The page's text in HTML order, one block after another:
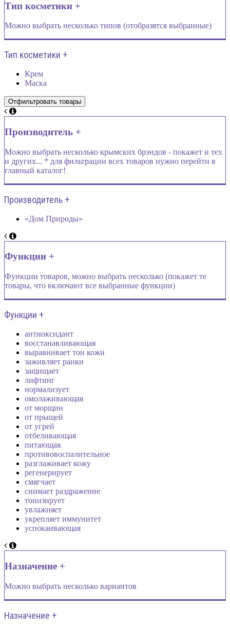
Тип косметики +
Можно выбрать несколько типов (отобразятся выбранные)
Тип косметики +
Крем
Маска
Производитель +
Можно выбрать несколько крымских брэндов - покажет и тех
и других... * для фильтрации всех товаров нужно перейти в
главный каталог!
Производитель +
«Дом Природы»
Функции +
Функции товаров, можно выбрать несколько (покажет те
товары, что включают все выбранные функции)
Функции +
антиоксидант
восстанавливающая
выравнивает тон кожи
заживляет ранки
защищает
лифтинг
нормализует
омолаживающая
от морщин
от прыщей
от угрей
отбеливающая
питающая
противовоспалительное
разглаживает кожу
регенерирует
смягчает
снимает раздражение
тонизирует
увлажняет
укрепляет иммунитет
успокаивающая
Назначение +
Можно выбрать несколько вариантов
Назначение +